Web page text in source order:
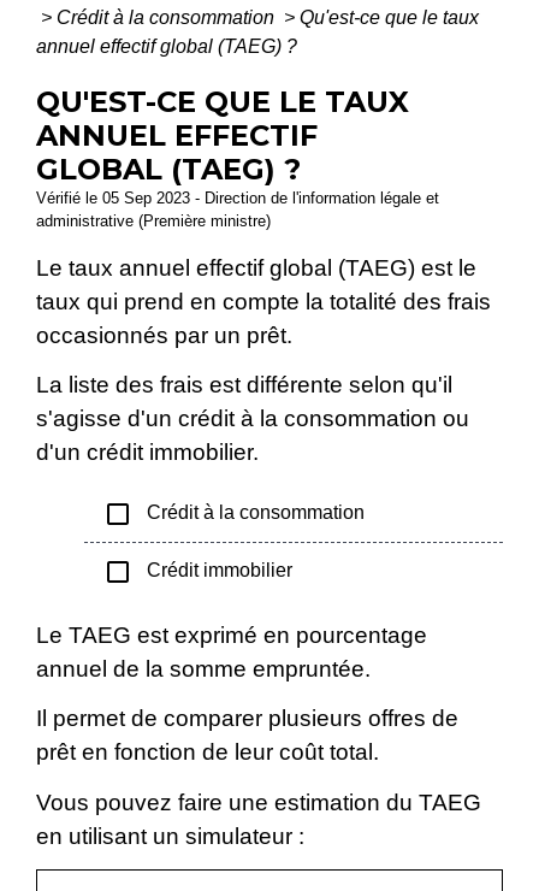
> Crédit à la consommation > Qu'est-ce que le taux
annuel effectif global (TAEG) ?
QU'EST-CE QUE LE TAUX
ANNUEL EFFECTIF
GLOBAL (TAEG) ?
Vérifié le 05 Sep 2023 - Direction de l'information légale et
administrative (Première ministre)
Le taux annuel effectif global (TAEG) est le
taux qui prend en compte la totalité des frais
occasionnés par un prêt.
La liste des frais est différente selon qu'il
s'agisse d'un crédit à la consommation ou
d'un crédit immobilier.
check_box_outline_blank Crédit à la consommation
check_box_outline_blank Crédit immobilier
Le TAEG est exprimé en pourcentage
annuel de la somme empruntée.
Il permet de comparer plusieurs offres de
prêt en fonction de leur coût total.
Vous pouvez faire une estimation du TAEG
en utilisant un simulateur :